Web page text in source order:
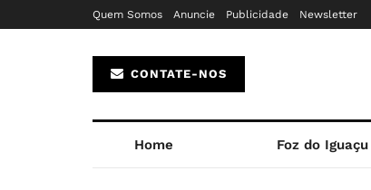
Quem Somos Anuncie Publicidade Newsletter
CONTATE-NOS
Home Foz do Iguaçu